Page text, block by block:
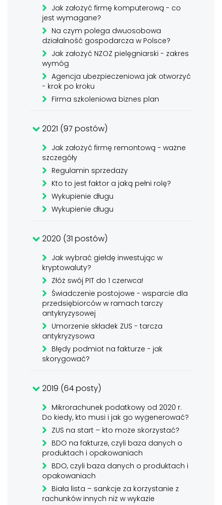
Jak założyć firmę komputerową - co
jest wymagane?
Na czym polega dwuosobowa
działalność gospodarcza w Polsce?
Jak założyć NZOZ pielęgniarski - zakres
wymóg
Agencja ubezpieczeniowa jak otworzyć
- krok po kroku
Firma szkoleniowa biznes plan
2021 (97 postów)
Jak założyć firmę remontową - ważne
szczegóły
Regulamin sprzedaży
Kto to jest faktor a jaką pełni rolę?
Wykupienie długu
Wykupienie długu
2020 (31 postów)
Jak wybrać giełdę inwestując w
kryptowaluty?
Złóż swój PIT do 1 czerwca!
Świadczenie postojowe - wsparcie dla
przedsiębiorców w ramach tarczy
antykryzysowej
Umorzenie składek ZUS - tarcza
antykryzysowa
Błędy podmiot na fakturze - jak
skorygować?
2019 (64 posty)
Mikrorachunek podatkowy od 2020 r.
Do kiedy, kto musi i jak go wygenerować?
ZUS na start – kto może skorzystać?
BDO na fakturze, czyli baza danych o
produktach i opakowaniach
BDO, czyli baza danych o produktach i
opakowaniach
Biała lista – sankcje za korzystanie z
rachunków innych niż w wykazie